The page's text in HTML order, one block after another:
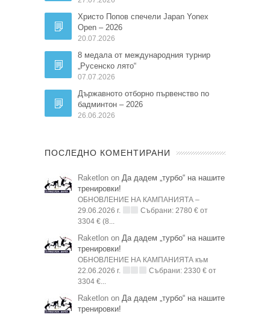
Христо Попов спечели Japan Yonex
Open – 2026
20.07.2026
8 медала от международния турнир
„Русенско лято“
07.07.2026
Държавното отборно първенство по
бадминтон – 2026
26.06.2026
ПОСЛЕДНО КОМЕНТИРАНИ
Raketlon on Да дадем „турбо“ на нашите
тренировки!
ОБНОВЛЕНИЕ НА КАМПАНИЯТА –
29.06.2026 г.
Събрани: 2780 € от
3304 € (8...
Raketlon on Да дадем „турбо“ на нашите
тренировки!
ОБНОВЛЕНИЕ НА КАМПАНИЯТА към
22.06.2026 г.
Събрани: 2330 € от
3304 €...
Raketlon on Да дадем „турбо“ на нашите
тренировки!